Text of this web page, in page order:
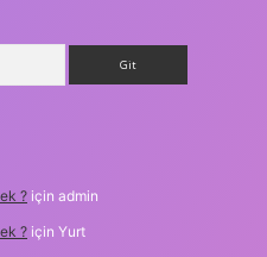
? için admin
? için Yurt